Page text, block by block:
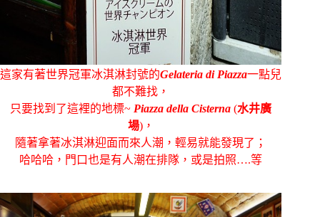
這家有著世界冠軍冰淇淋封號的Gelateria di Piazza一點兒
都不難找，
只要找到了這裡的地標~ Piazza della Cisterna (水井廣
場)，
隨著拿著冰淇淋迎面而來人潮，輕易就能發現了；
哈哈哈，門口也是有人潮在排隊，或是拍照….等